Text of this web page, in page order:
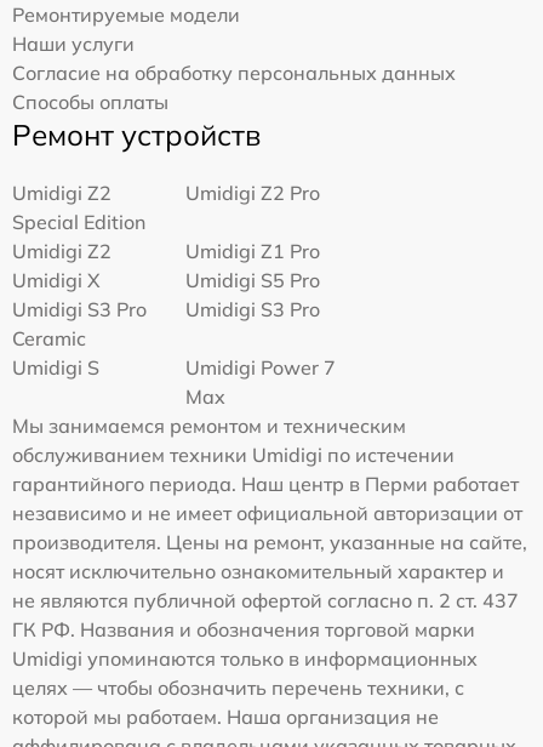
Ремонтируемые модели
Наши услуги
Согласие на обработку персональных данных
Способы оплаты
Ремонт устройств
Umidigi Z2
Special Edition
Umidigi Z2 Pro
Umidigi Z2
Umidigi Z1 Pro
Umidigi X
Umidigi S5 Pro
Umidigi S3 Pro
Ceramic
Umidigi S3 Pro
Umidigi S
Umidigi Power 7
Max
Мы занимаемся ремонтом и техническим
обслуживанием техники Umidigi по истечении
гарантийного периода. Наш центр в Перми работает
независимо и не имеет официальной авторизации от
производителя. Цены на ремонт, указанные на сайте,
носят исключительно ознакомительный характер и
не являются публичной офертой согласно п. 2 ст. 437
ГК РФ. Названия и обозначения торговой марки
Umidigi упоминаются только в информационных
целях — чтобы обозначить перечень техники, с
которой мы работаем. Наша организация не